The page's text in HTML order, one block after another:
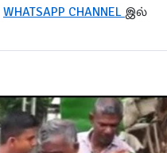
WHATSAPP CHANNEL இல்